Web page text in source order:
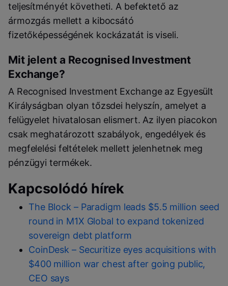
teljesítményét követheti. A befektető az
ármozgás mellett a kibocsátó
fizetőképességének kockázatát is viseli.
Mit jelent a Recognised Investment
Exchange?
A Recognised Investment Exchange az Egyesült
Királyságban olyan tőzsdei helyszín, amelyet a
felügyelet hivatalosan elismert. Az ilyen piacokon
csak meghatározott szabályok, engedélyek és
megfelelési feltételek mellett jelenhetnek meg
pénzügyi termékek.
Kapcsolódó hírek
The Block – Paradigm leads $5.5 million seed
round in M1X Global to expand tokenized
sovereign debt platform
CoinDesk – Securitize eyes acquisitions with
$400 million war chest after going public,
CEO says